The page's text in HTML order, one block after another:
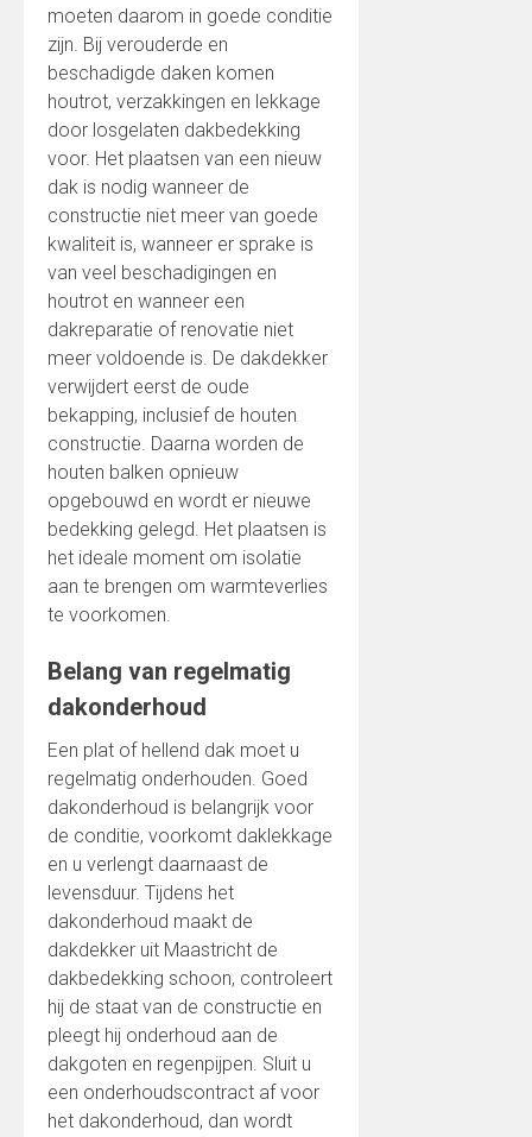
moeten daarom in goede conditie
zijn. Bij verouderde en
beschadigde daken komen
houtrot, verzakkingen en lekkage
door losgelaten dakbedekking
voor. Het plaatsen van een nieuw
dak is nodig wanneer de
constructie niet meer van goede
kwaliteit is, wanneer er sprake is
van veel beschadigingen en
houtrot en wanneer een
dakreparatie of renovatie niet
meer voldoende is. De dakdekker
verwijdert eerst de oude
bekapping, inclusief de houten
constructie. Daarna worden de
houten balken opnieuw
opgebouwd en wordt er nieuwe
bedekking gelegd. Het plaatsen is
het ideale moment om isolatie
aan te brengen om warmteverlies
te voorkomen.
Belang van regelmatig
dakonderhoud
Een plat of hellend dak moet u
regelmatig onderhouden. Goed
dakonderhoud is belangrijk voor
de conditie, voorkomt daklekkage
en u verlengt daarnaast de
levensduur. Tijdens het
dakonderhoud maakt de
dakdekker uit Maastricht de
dakbedekking schoon, controleert
hij de staat van de constructie en
pleegt hij onderhoud aan de
dakgoten en regenpijpen. Sluit u
een onderhoudscontract af voor
het dakonderhoud, dan wordt